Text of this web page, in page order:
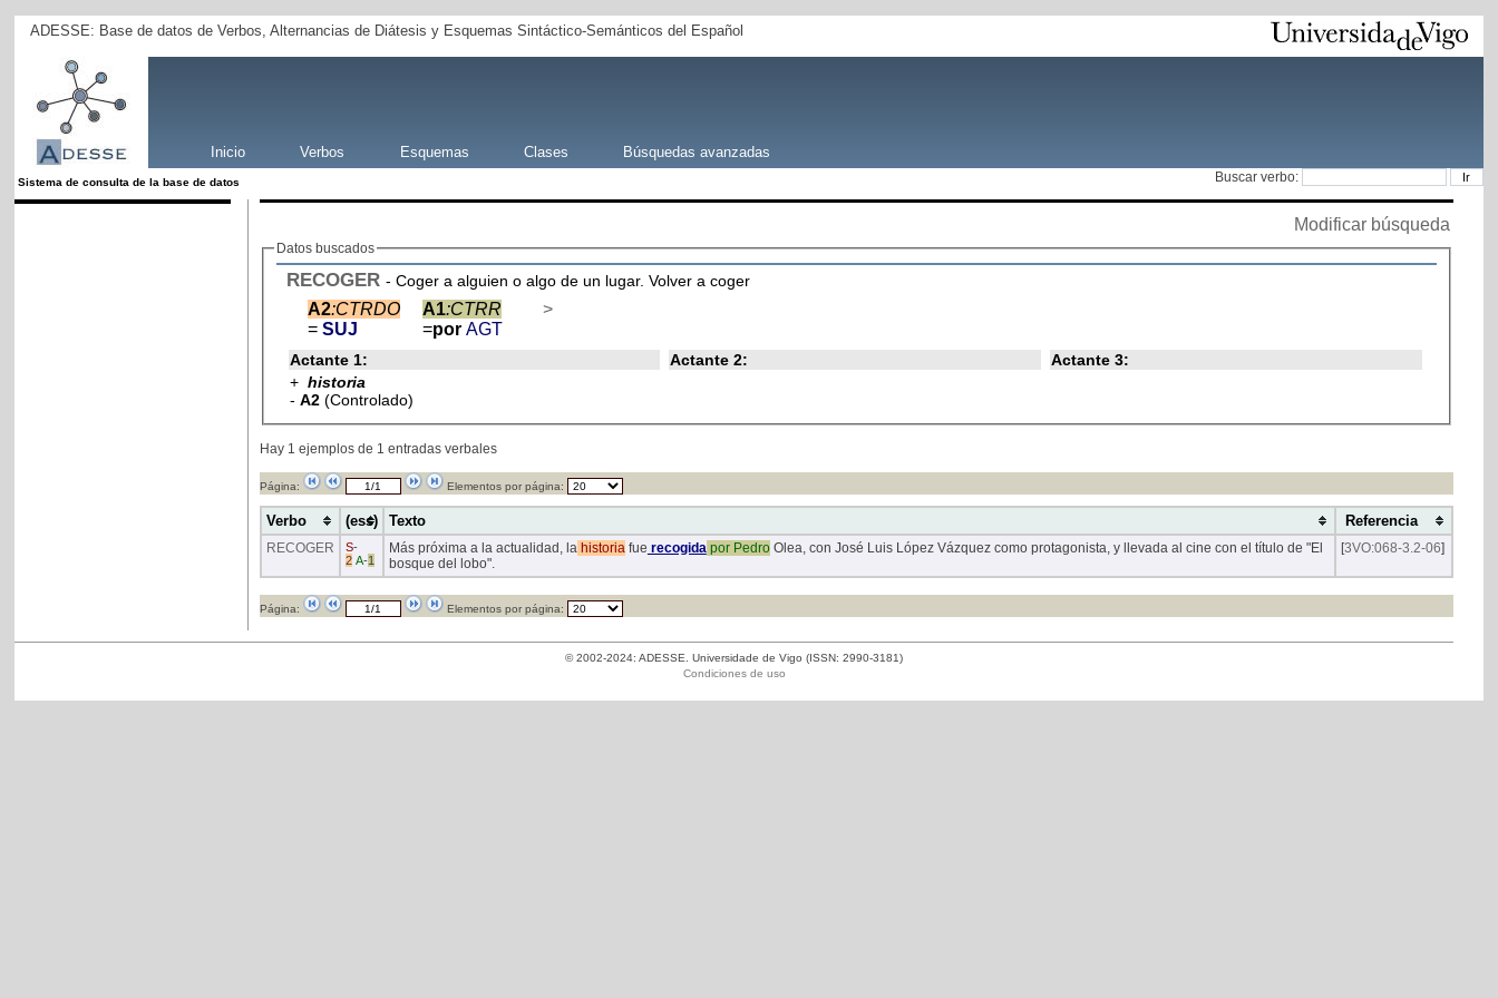
ADESSE: Base de datos de Verbos, Alternancias de Diátesis y Esquemas Sintáctico-Semánticos del Español
Inicio Verbos Esquemas Clases Búsquedas avanzadas
Sistema de consulta de la base de datos Buscar verbo:
Modificar búsqueda
Datos buscados
RECOGER - Coger a alguien o algo de un lugar. Volver a coger
A2:CTRDO
= SUJ
A1:CTRR
=por AGT
>
Actante 1:
+ historia
- A2 (Controlado)
Actante 2: Actante 3:
Hay 1 ejemplos de 1 entradas verbales
Página: Elementos por página:
Verbo (ess) Texto Referencia
RECOGER S-
2 A-1
Más próxima a la actualidad, lahistoriafue recogidaporPedroOlea, con José Luis López Vázquez como protagonista, y llevada al cine con el título de "El
bosque del lobo".
[3VO:068-3.2-06]
Página: Elementos por página:
© 2002-2024: ADESSE. Universidade de Vigo (ISSN: 2990-3181)
Condiciones de uso